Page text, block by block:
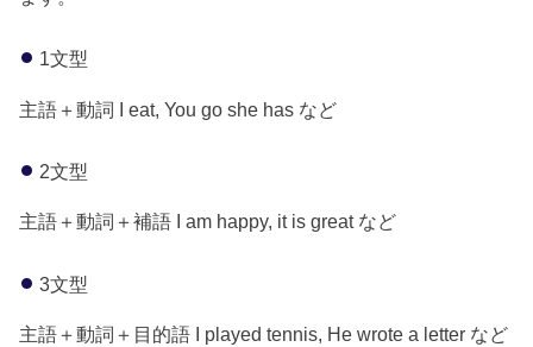
1文型
主語＋動詞 I eat, You go she has など
2文型
主語＋動詞＋補語 I am happy, it is great など
3文型
主語＋動詞＋目的語 I played tennis, He wrote a letter など